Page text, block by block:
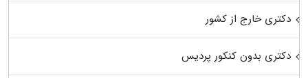
دکتری خارج از کشور
دکتری بدون کنکور پردیس